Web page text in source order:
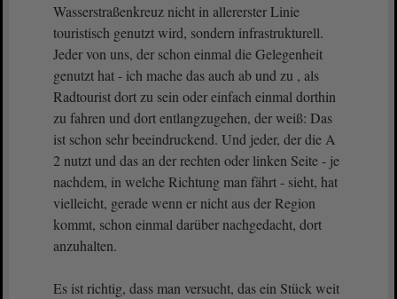
Wasserstraßenkreuz nicht in allererster Linie
touristisch genutzt wird, sondern infrastrukturell.
Jeder von uns, der schon einmal die Gelegenheit
genutzt hat - ich mache das auch ab und zu , als
Radtourist dort zu sein oder einfach einmal dorthin
zu fahren und dort entlangzugehen, der weiß: Das
ist schon sehr beeindruckend. Und jeder, der die A
2 nutzt und das an der rechten oder linken Seite - je
nachdem, in welche Richtung man fährt - sieht, hat
vielleicht, gerade wenn er nicht aus der Region
kommt, schon einmal darüber nachgedacht, dort
anzuhalten.
Es ist richtig, dass man versucht, das ein Stück weit